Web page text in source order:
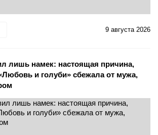
9 августа 2026
лишь намек: настоящая причина,
и голуби» сбежала от мужа,